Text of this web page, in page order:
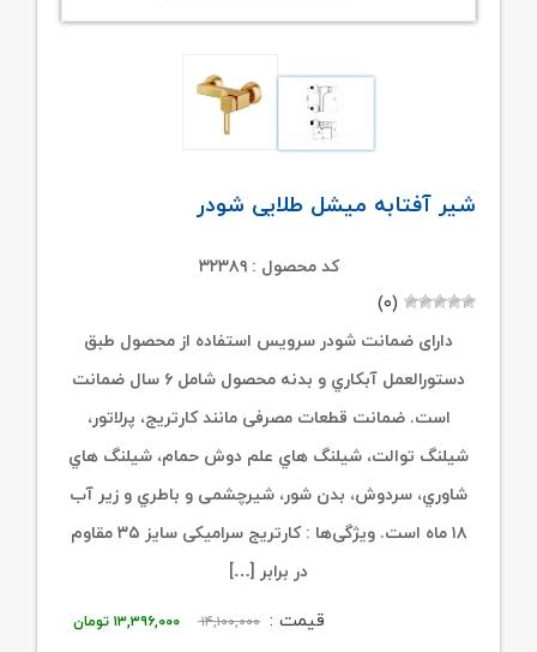
شیر آفتابه میشل طلایی شودر
کد محصول : ۳۲۳۸۹
(۰)
دارای ضمانت شودر سرویس استفاده از محصول طبق
دستورالعمل آبکاري و بدنه محصول شامل ۶ سال ضمانت
است. ضمانت قطعات مصرفی مانند کارتریج، پرلاتور،
شیلنگ توالت، شیلنگ هاي علم دوش حمام، شیلنگ هاي
شاوري، سردوش، بدن شور، شیرچشمی و باطري و زیر آب
۱۸ ماه است. ویژگی‌ها : کارتریج سرامیکی سایز ۳۵ مقاوم
در برابر […]
قیمت : ۱۴,۱۰۰,۰۰۰
قیمت
۱۳,۳۹۶,۰۰۰ تومان